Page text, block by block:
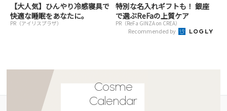
【大人気】ひんやり冷感寝具で
快適な睡眠をあなたに。
PR（アイリスプラザ）
特別な名入れギフトも！ 銀座
で選ぶReFaの上質ケア
PR（ReFa GINZA on CREA）
Recommended by
Cosme
Calendar